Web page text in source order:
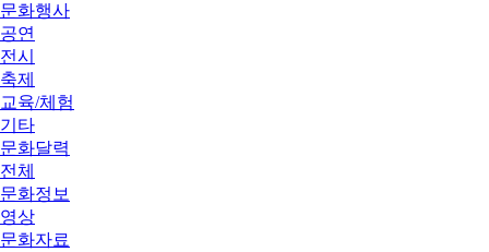
문화행사
공연
전시
축제
교육/체험
기타
문화달력
전체
문화정보
영상
문화자료